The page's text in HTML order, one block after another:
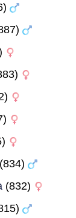
(834)
(832)